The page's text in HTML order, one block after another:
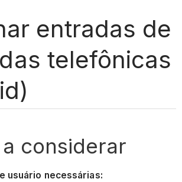
entradas de
telefônicas
considerar
usuário necessárias: